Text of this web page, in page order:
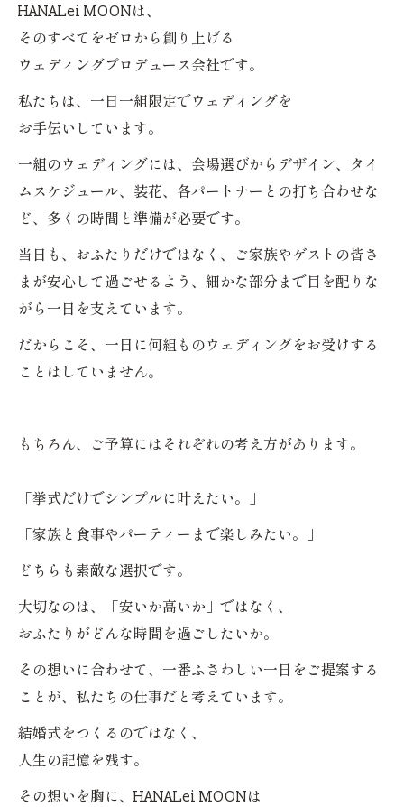
HANALei MOONは、
そのすべてをゼロから創り上げる
ウェディングプロデュース会社です。
私たちは、一日一組限定でウェディングを
お手伝いしています。
一組のウェディングには、会場選びからデザイン、タイ
ムスケジュール、装花、各パートナーとの打ち合わせな
ど、多くの時間と準備が必要です。
当日も、おふたりだけではなく、ご家族やゲストの皆さ
まが安心して過ごせるよう、細かな部分まで目を配りな
がら一日を支えています。
だからこそ、一日に何組ものウェディングをお受けする
ことはしていません。
もちろん、ご予算にはそれぞれの考え方があります。
「挙式だけでシンプルに叶えたい。」
「家族と食事やパーティーまで楽しみたい。」
どちらも素敵な選択です。
大切なのは、「安いか高いか」ではなく、
おふたりがどんな時間を過ごしたいか。
その想いに合わせて、一番ふさわしい一日をご提案する
ことが、私たちの仕事だと考えています。
結婚式をつくるのではなく、
人生の記憶を残す。
その想いを胸に、HANALei MOONは